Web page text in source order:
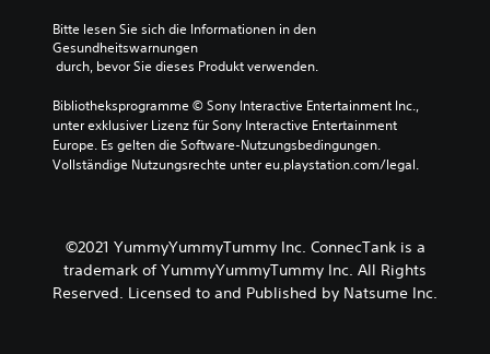
Bitte lesen Sie sich die Informationen in den
Gesundheitswarnungen
durch, bevor Sie dieses Produkt verwenden.
Bibliotheksprogramme © Sony Interactive Entertainment Inc.,
unter exklusiver Lizenz für Sony Interactive Entertainment
Europe. Es gelten die Software-Nutzungsbedingungen.
Vollständige Nutzungsrechte unter eu.playstation.com/legal.
©2021 YummyYummyTummy Inc. ConnecTank is a
trademark of YummyYummyTummy Inc. All Rights
Reserved. Licensed to and Published by Natsume Inc.